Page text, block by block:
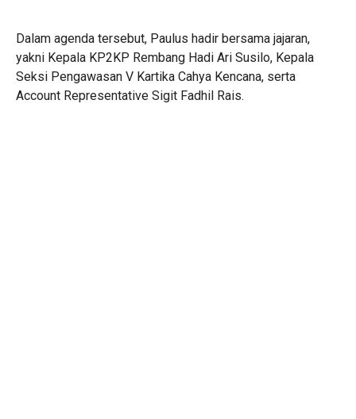
Dalam agenda tersebut, Paulus hadir bersama jajaran,
yakni Kepala KP2KP Rembang Hadi Ari Susilo, Kepala
Seksi Pengawasan V Kartika Cahya Kencana, serta
Account Representative Sigit Fadhil Rais.